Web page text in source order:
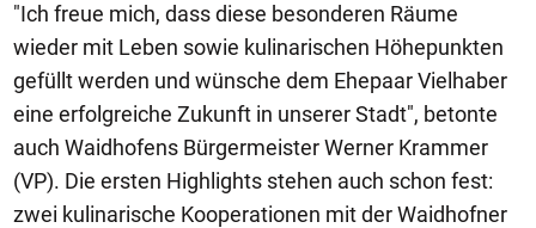
"Ich freue mich, dass diese besonderen Räume
wieder mit Leben sowie kulinarischen Höhepunkten
gefüllt werden und wünsche dem Ehepaar Vielhaber
eine erfolgreiche Zukunft in unserer Stadt", betonte
auch Waidhofens Bürgermeister Werner Krammer
(VP). Die ersten Highlights stehen auch schon fest:
zwei kulinarische Kooperationen mit der Waidhofner